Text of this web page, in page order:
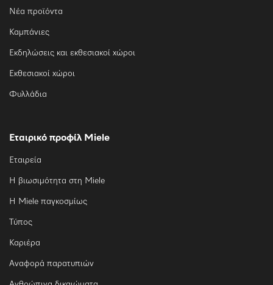
Νέα προϊόντα
Καμπάνιες
Εκδηλώσεις και εκθεσιακοί χώροι
Εκθεσιακοί χώροι
Φυλλάδια
Εταιρικό προφίλ Miele
Εταιρεία
Η βιωσιμότητα στη Miele
Η Miele παγκοσμίως
Τύπος
Καριέρα
Αναφορά παρατυπιών